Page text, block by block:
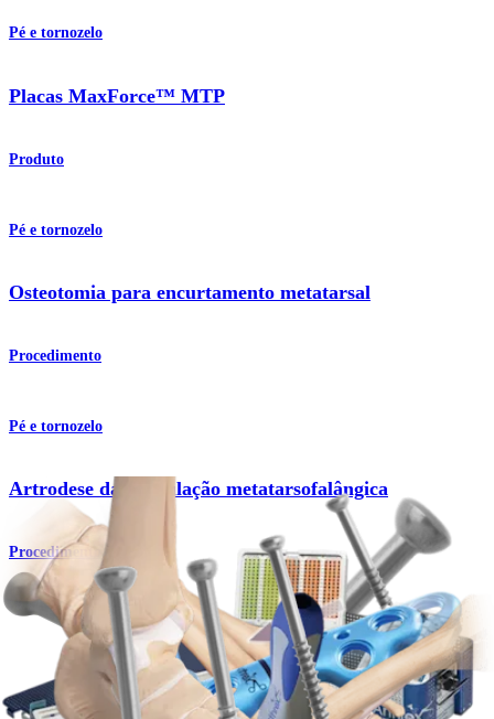
Pé e tornozelo
Placas MaxForce™ MTP
Produto
Pé e tornozelo
Osteotomia para encurtamento metatarsal
Procedimento
Pé e tornozelo
Artrodese da articulação metatarsofalângica
Procedimento
Pé e tornozelo
Conjunto de parafusos canulados QuickFix™